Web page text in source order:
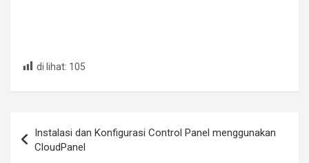
di lihat: 105
navigation
Instalasi dan Konfigurasi Control Panel menggunakan
CloudPanel